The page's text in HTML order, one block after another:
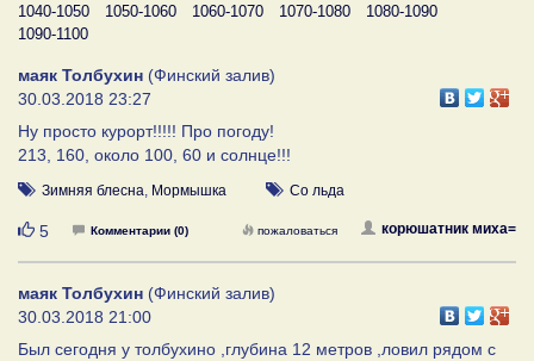
1040-1050
1050-1060 1060-1070 1070-1080
1080-1090
1090-1100
маяк Толбухин (Финский залив)
30.03.2018 23:27
Ну просто курорт!!!!! Про погоду!
213, 160, около 100, 60 и солнце!!!
Зимняя блесна Мормышка Со льда
Нравится
5 Комментарии (0) корюшатник миха=
пожаловаться
маяк Толбухин (Финский залив)
30.03.2018 21:00
Был сегодня у толбухино ,глубина 12 метров ,ловил рядом с